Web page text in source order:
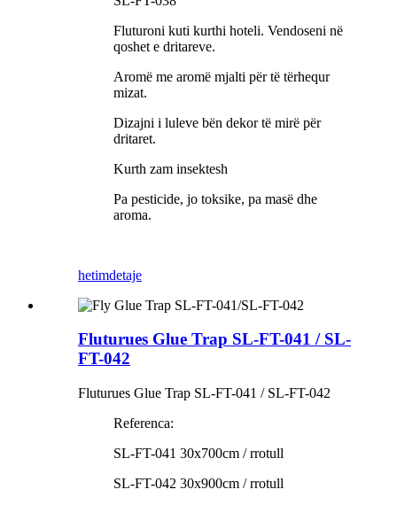
Fluturoni kuti kurthi hoteli. Vendoseni në
qoshet e dritareve.
Aromë me aromë mjalti për të tërhequr
mizat.
Dizajni i luleve bën dekor të mirë për
dritaret.
Kurth zam insektesh
Pa pesticide, jo toksike, pa masë dhe
aroma.
hetimdetaje
Fluturues Glue Trap SL-FT-041 / SL-
FT-042
Fluturues Glue Trap SL-FT-041 / SL-FT-042
Referenca:
SL-FT-041 30x700cm / rrotull
SL-FT-042 30x900cm / rrotull